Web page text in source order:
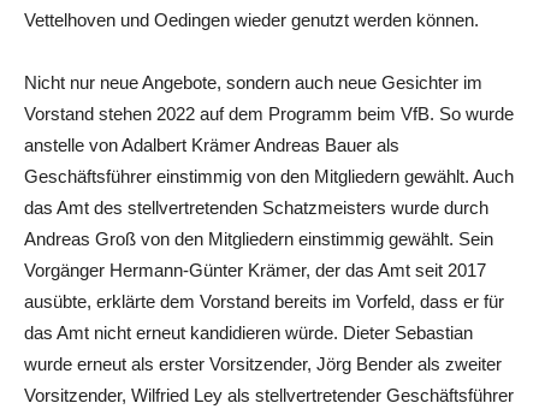
Vettelhoven und Oedingen wieder genutzt werden können.
Nicht nur neue Angebote, sondern auch neue Gesichter im
Vorstand stehen 2022 auf dem Programm beim VfB. So wurde
anstelle von Adalbert Krämer Andreas Bauer als
Geschäftsführer einstimmig von den Mitgliedern gewählt. Auch
das Amt des stellvertretenden Schatzmeisters wurde durch
Andreas Groß von den Mitgliedern einstimmig gewählt. Sein
Vorgänger Hermann-Günter Krämer, der das Amt seit 2017
ausübte, erklärte dem Vorstand bereits im Vorfeld, dass er für
das Amt nicht erneut kandidieren würde. Dieter Sebastian
wurde erneut als erster Vorsitzender, Jörg Bender als zweiter
Vorsitzender, Wilfried Ley als stellvertretender Geschäftsführer